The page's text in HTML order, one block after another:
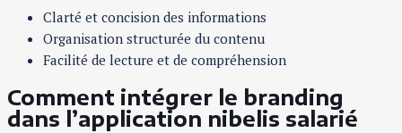
Clarté et concision des informations
Organisation structurée du contenu
Facilité de lecture et de compréhension
Comment intégrer le branding
dans l’application nibelis salarié